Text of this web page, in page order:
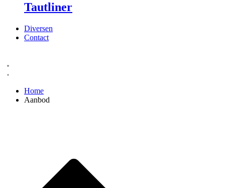
Tautliner
Diversen
Contact
Home
Aanbod